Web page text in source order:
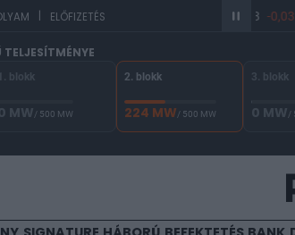
| ELŐFIZETÉS 365,28 -
blokk
MW/ 500 MW
2. blokk
224 MW/ 500 MW
3. blokk
0 MW/